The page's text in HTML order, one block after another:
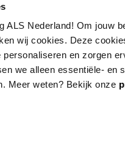
ALS Nederland! Om jouw
wij cookies. Deze
en zorgen
we alleen essentiële- en
Meer weten? Bekijk onze